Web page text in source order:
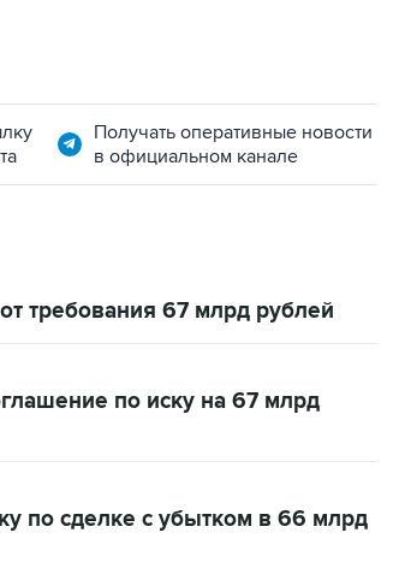
Получать оперативные новости
в официальном канале
требования 67 млрд рублей
по иску на 67 млрд
по сделке с убытком в 66 млрд